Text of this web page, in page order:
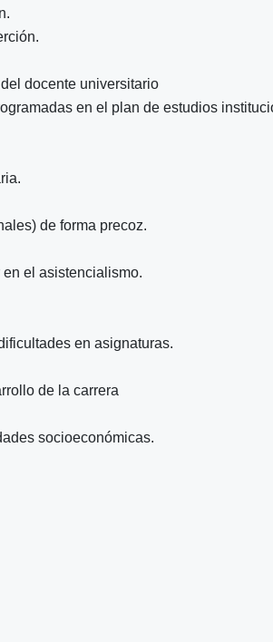
docente universitario
en el plan de estudios
de forma precoz.
el asistencialismo.
en asignaturas.
de la carrera
socioeconómicas.